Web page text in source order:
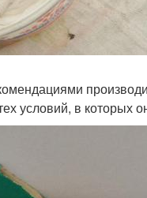
условий, в которых